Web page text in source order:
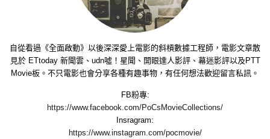
自從看過《全面啟動》以後深深愛上電影的斜槓數據工程師，電影文章散
見於 ETtoday 新聞雲、udn噓！星聞、開眼達人影評、幕迷影評以及PTT
Movie板。不只電影也會分享各種有趣事物，有任何想法歡迎留言私訊。
FB粉專:
https://www.facebook.com/PoCsMovieCollections/
Insragram:
https://www.instagram.com/pocmovie/